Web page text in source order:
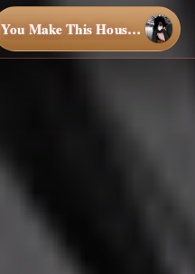
You Make This House a Home